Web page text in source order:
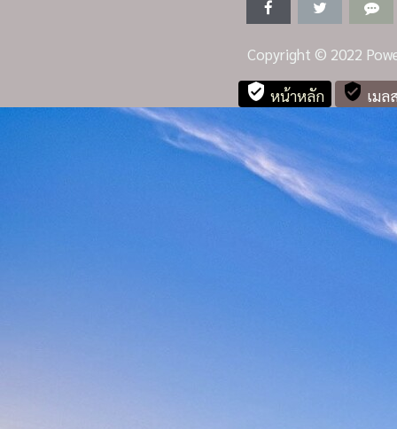
Copyright © 2022
verified_user หน้าหลัก verified_user เมล